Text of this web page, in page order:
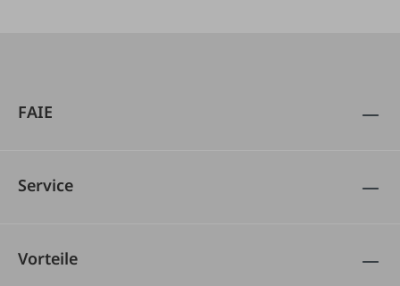
FAIE
Service
Vorteile